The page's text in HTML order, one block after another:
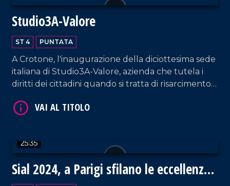
Studio3A-Valore
ST 4 PUNTATA
A Crotone, l'inaugurazione della diciottesima sede
italiana di Studio3A-Valore, azienda che tutela i
diritti dei cittadini quando si tratta di risarcimento
25:35
Sial 2024, a Parigi sfilano le eccellenze
VAI AL TITOLO
VAI AL TITOLO